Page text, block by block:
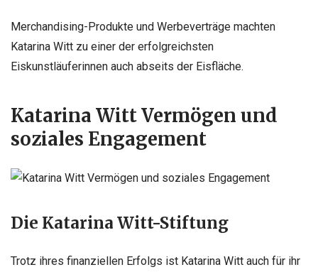
Merchandising-Produkte und Werbeverträge machten
Katarina Witt zu einer der erfolgreichsten
Eiskunstläuferinnen auch abseits der Eisfläche.
Katarina Witt Vermögen und
soziales Engagement
Die Katarina Witt-Stiftung
Trotz ihres finanziellen Erfolgs ist Katarina Witt auch für ihr